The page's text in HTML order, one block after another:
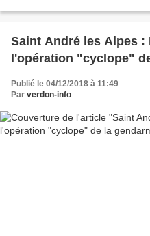
Saint André les Alpes :
l'opération "cyclope"
Publié le 04/12/2018 à 11:49
Par verdon-info